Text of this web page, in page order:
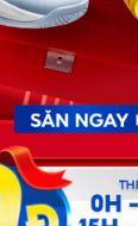
không chấp
thân?
trong tay anh,
tôi.
– tôi hỏi, giọng
lâu.